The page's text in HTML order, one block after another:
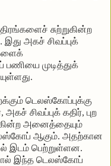
சுற்றுகின்ற
. இது அகச் சிவப்புக்
பணியை முடித்துக்
.
டெலஸ்கோப்புக்கு
, அகச் சிவப்புக் கதிர், புற
அனைத்தையும்
ஆகும். அதற்கான
இடம் பெற்றுள்ளன.
இந்த டெலஸ்கோப்